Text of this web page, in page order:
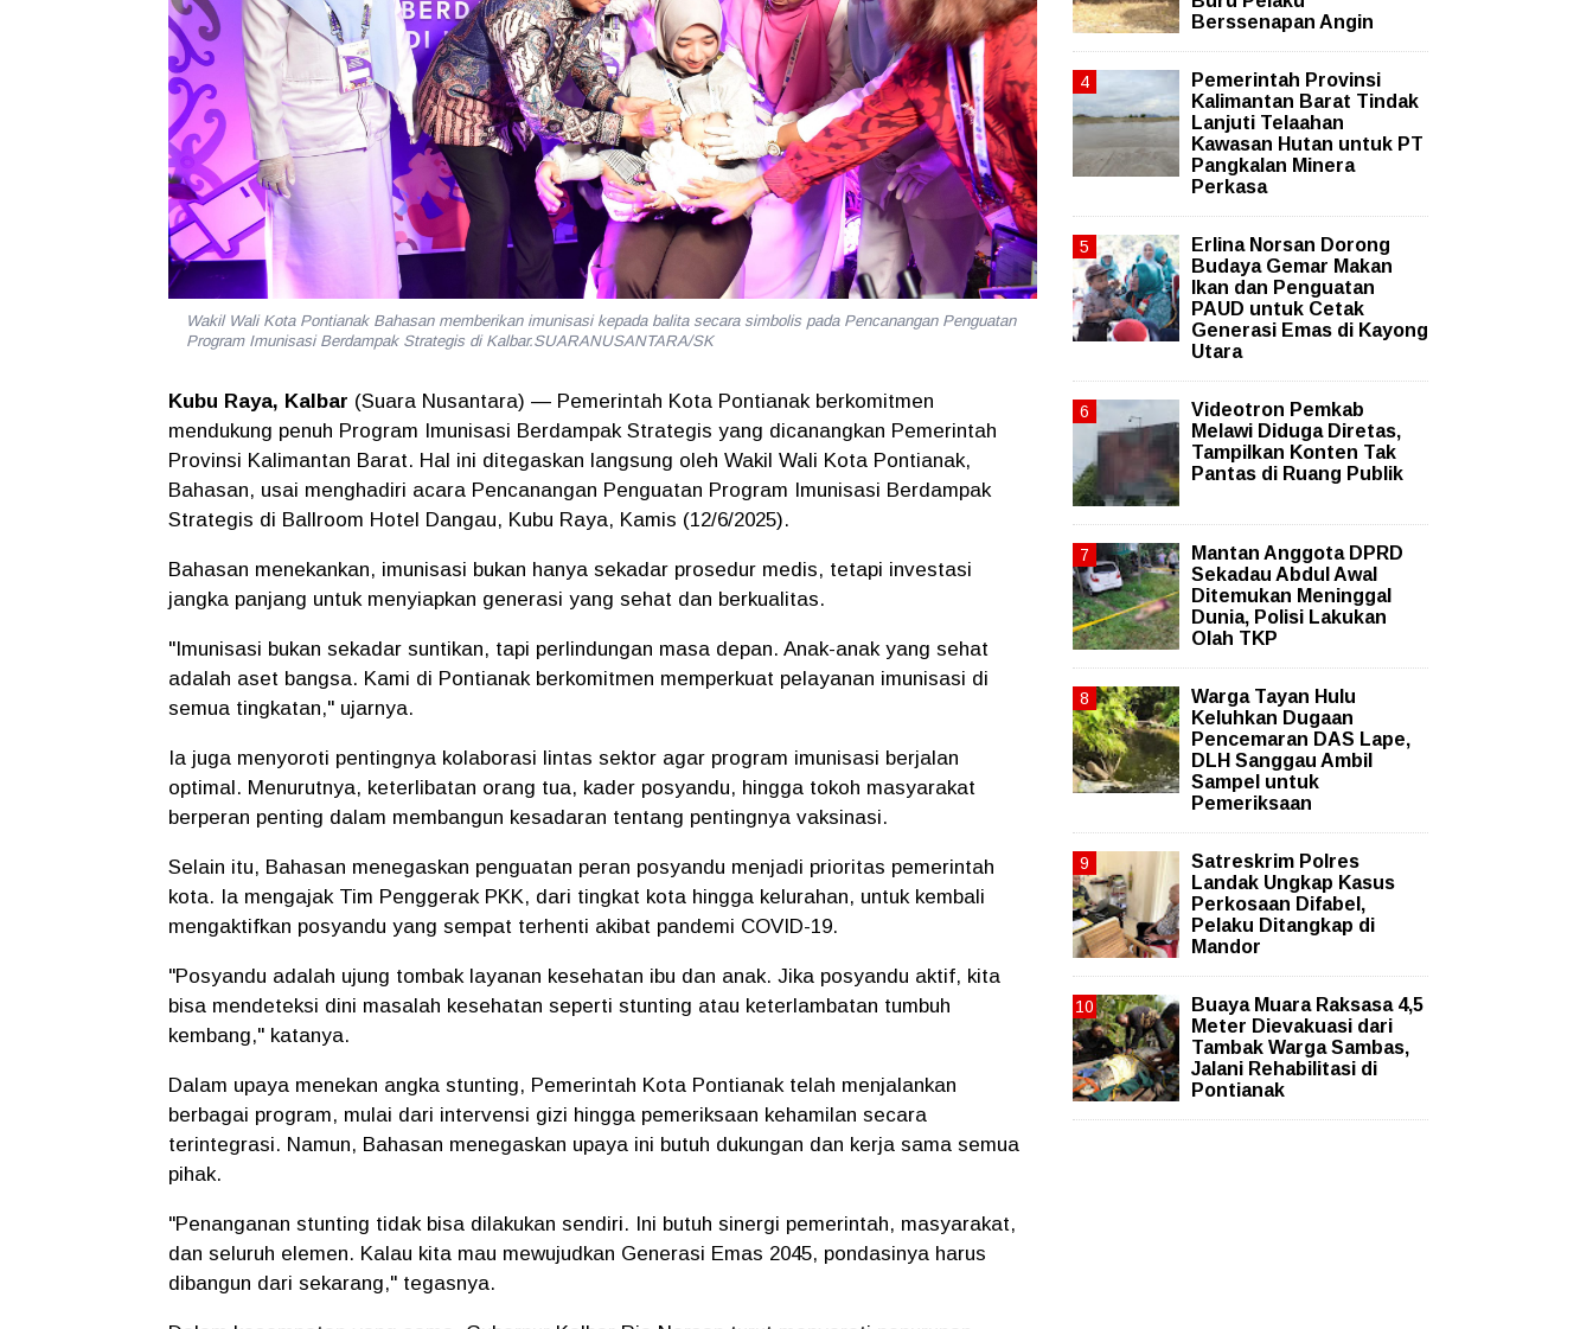
Wakil Wali Kota Pontianak Bahasan memberikan imunisasi kepada balita secara simbolis pada Pencanangan Penguatan
Program Imunisasi Berdampak Strategis di Kalbar.SUARANUSANTARA/SK
Kubu Raya, Kalbar (Suara Nusantara) — Pemerintah Kota Pontianak berkomitmen
mendukung penuh Program Imunisasi Berdampak Strategis yang dicanangkan Pemerintah
Provinsi Kalimantan Barat. Hal ini ditegaskan langsung oleh Wakil Wali Kota Pontianak,
Bahasan, usai menghadiri acara Pencanangan Penguatan Program Imunisasi Berdampak
Strategis di Ballroom Hotel Dangau, Kubu Raya, Kamis (12/6/2025).
Bahasan menekankan, imunisasi bukan hanya sekadar prosedur medis, tetapi investasi
jangka panjang untuk menyiapkan generasi yang sehat dan berkualitas.
"Imunisasi bukan sekadar suntikan, tapi perlindungan masa depan. Anak-anak yang sehat
adalah aset bangsa. Kami di Pontianak berkomitmen memperkuat pelayanan imunisasi di
semua tingkatan," ujarnya.
Ia juga menyoroti pentingnya kolaborasi lintas sektor agar program imunisasi berjalan
optimal. Menurutnya, keterlibatan orang tua, kader posyandu, hingga tokoh masyarakat
berperan penting dalam membangun kesadaran tentang pentingnya vaksinasi.
Selain itu, Bahasan menegaskan penguatan peran posyandu menjadi prioritas pemerintah
kota. Ia mengajak Tim Penggerak PKK, dari tingkat kota hingga kelurahan, untuk kembali
mengaktifkan posyandu yang sempat terhenti akibat pandemi COVID-19.
"Posyandu adalah ujung tombak layanan kesehatan ibu dan anak. Jika posyandu aktif, kita
bisa mendeteksi dini masalah kesehatan seperti stunting atau keterlambatan tumbuh
kembang," katanya.
Dalam upaya menekan angka stunting, Pemerintah Kota Pontianak telah menjalankan
berbagai program, mulai dari intervensi gizi hingga pemeriksaan kehamilan secara
terintegrasi. Namun, Bahasan menegaskan upaya ini butuh dukungan dan kerja sama semua
pihak.
"Penanganan stunting tidak bisa dilakukan sendiri. Ini butuh sinergi pemerintah, masyarakat,
dan seluruh elemen. Kalau kita mau mewujudkan Generasi Emas 2045, pondasinya harus
dibangun dari sekarang," tegasnya.
Berssenapan Angin
Pemerintah Provinsi
Kalimantan Barat Tindak
Lanjuti Telaahan
Kawasan Hutan untuk PT
Pangkalan Minera
Perkasa
Erlina Norsan Dorong
Budaya Gemar Makan
Ikan dan Penguatan
PAUD untuk Cetak
Generasi Emas di Kayong
Utara
Videotron Pemkab
Melawi Diduga Diretas,
Tampilkan Konten Tak
Pantas di Ruang Publik
Mantan Anggota DPRD
Sekadau Abdul Awal
Ditemukan Meninggal
Dunia, Polisi Lakukan
Olah TKP
Warga Tayan Hulu
Keluhkan Dugaan
Pencemaran DAS Lape,
DLH Sanggau Ambil
Sampel untuk
Pemeriksaan
Satreskrim Polres
Landak Ungkap Kasus
Perkosaan Difabel,
Pelaku Ditangkap di
Mandor
Buaya Muara Raksasa 4,5
Meter Dievakuasi dari
Tambak Warga Sambas,
Jalani Rehabilitasi di
Pontianak